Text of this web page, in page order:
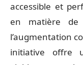
accessible et
en matière de
l’augmentation
initiative offre